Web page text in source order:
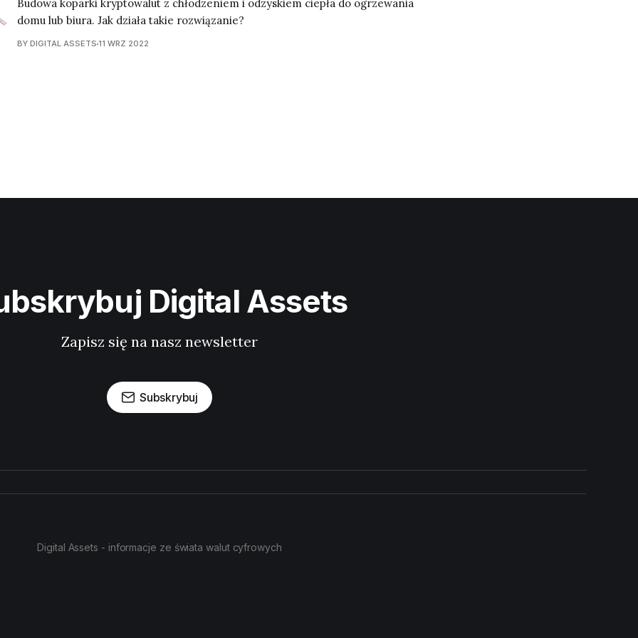
Budowa koparki kryptowalut z chłodzeniem i odzyskiem ciepła do ogrzewania
domu lub biura. Jak działa takie rozwiązanie?
BY DIGITAL ASSETS 11 WRZ 2022
Digital Assets
Zapisz się na nasz newsletter
Subskrybuj
Digital Assets - informacje ze świata walut cyfrowych